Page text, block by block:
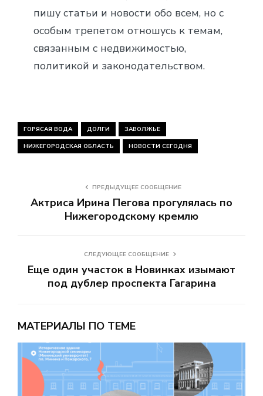
пишу статьи и новости обо всем, но с
особым трепетом отношусь к темам,
связанным с недвижимостью,
политикой и законодательством.
ГОРЯСАЯ ВОДА ДОЛГИ ЗАВОЛЖЬЕ
НИЖЕГОРОДСКАЯ ОБЛАСТЬ НОВОСТИ СЕГОДНЯ
ПРЕДЫДУЩЕЕ СООБЩЕНИЕ
Актриса Ирина Пегова прогулялась по
Нижегородскому кремлю
СЛЕДУЮЩЕЕ СООБЩЕНИЕ
Еще один участок в Новинках изымают
под дублер проспекта Гагарина
МАТЕРИАЛЫ ПО ТЕМЕ